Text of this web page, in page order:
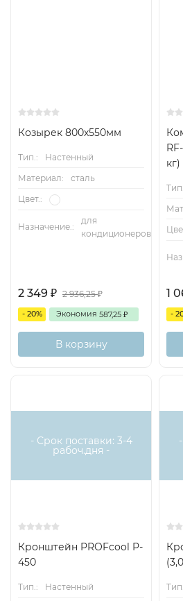
Козырек 800х550мм
Тип.:
Настенный
Материал:
сталь
Цвет.:
Назначение.:
для
кондиционеров
2 349 ₽ 2 936,25₽
- 20% Экономия 587,25 ₽
В корзину
кг)
1
-
- Срок поставки: 3-4
рабоч.дня -
Кронштейн PROFcool P-
450
Тип.:
Настенный